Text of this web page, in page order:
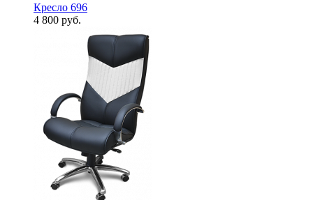
Кресло 696
4 800 руб.